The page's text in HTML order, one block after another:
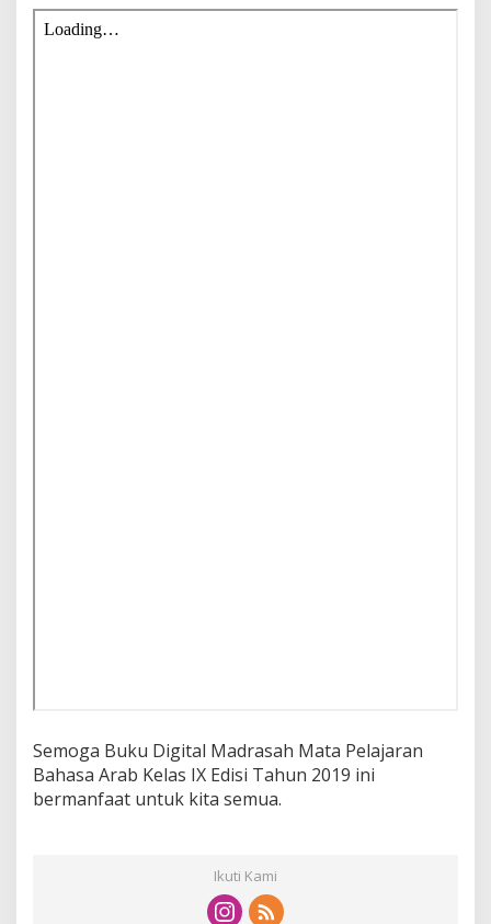
Semoga Buku Digital Madrasah Mata Pelajaran
Bahasa Arab Kelas IX Edisi Tahun 2019 ini
bermanfaat untuk kita semua.
Ikuti Kami